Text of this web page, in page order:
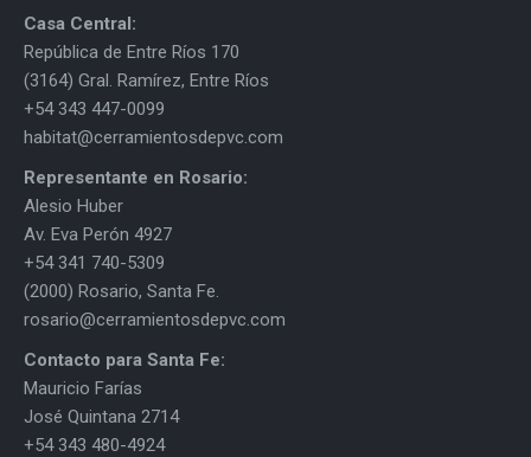
Casa Central:
República de Entre Ríos 170
(3164) Gral. Ramírez, Entre Ríos
+54 343 447-0099
habitat@cerramientosdepvc.com
Representante en Rosario:
Alesio Huber
Av. Eva Perón 4927
+54 341 740-5309
(2000) Rosario, Santa Fe.
rosario@cerramientosdepvc.com
Contacto para Santa Fe:
Mauricio Farías
José Quintana 2714
+54 343 480-4924